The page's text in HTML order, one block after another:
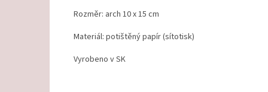
Rozměr: arch 10 x 15 cm
Materiál: potištěný papír (sítotisk)
Vyrobeno v SK